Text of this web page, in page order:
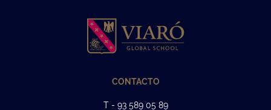
CONTACTO
T - 93 589 05 89